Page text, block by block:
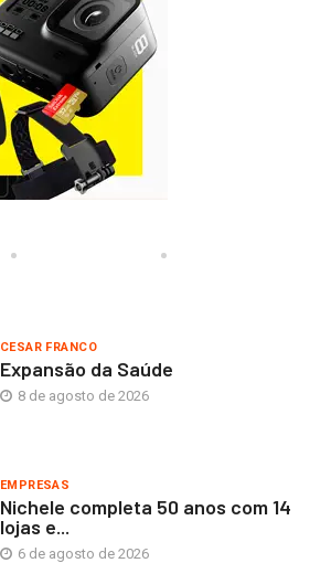
CESAR FRANCO
Expansão da Saúde
8 de agosto de 2026
EMPRESAS
Nichele completa 50 anos com 14
lojas e...
6 de agosto de 2026